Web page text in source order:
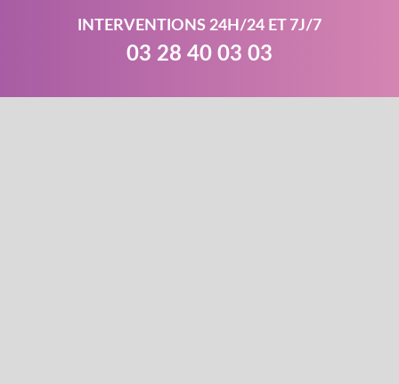
INTERVENTIONS 24H/24 ET 7J/7
03 28 40 03 03